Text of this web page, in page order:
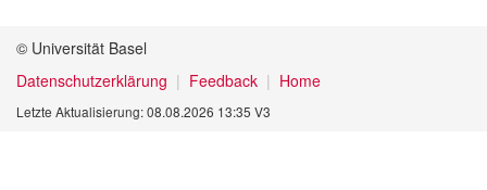
© Universität Basel
Datenschutzerklärung
Feedback Home
Letzte Aktualisierung: 08.08.2026 13:35 V3